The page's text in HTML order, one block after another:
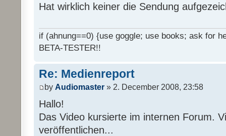
Hat wirklich keiner die Sendung
if (ahnung==0) {use goggle; use books; ask for
BETA-TESTER!!
Re: Medienreport
by Audiomaster » 2. December 2008, 23:58
Hallo!
Das Video kursierte im internen Forum.
veröffentlichen...